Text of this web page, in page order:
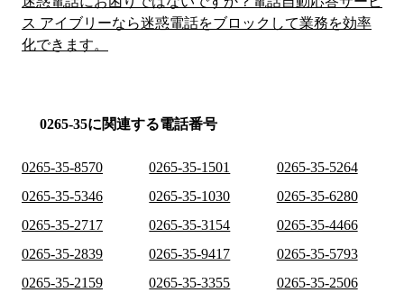
ス アイブリーなら迷惑電話をブロックして業務を効率
化できます。
0265-35に関連する電話番号
0265-35-8570 0265-35-1501
0265-35-5264
0265-35-5346
0265-35-1030
0265-35-6280
0265-35-2717
0265-35-3154
0265-35-4466
0265-35-2839
0265-35-9417
0265-35-5793
0265-35-2159
0265-35-3355
0265-35-2506